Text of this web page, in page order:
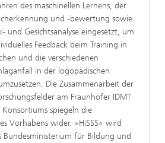
des maschinellen Lernens, der
und -bewertung sowie
und Gesichtsanalyse eingesetzt, um
Feedback beim Training in
und die verschiedenen
in der logopädischen
Die Zusammenarbeit der
am Fraunhofer IDMT
spiegeln die
Vorhabens wider. »HiSSS« wird
für Bildung und